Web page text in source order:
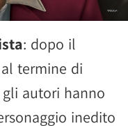
: dopo il
al termine di
gli autori hanno
inedito